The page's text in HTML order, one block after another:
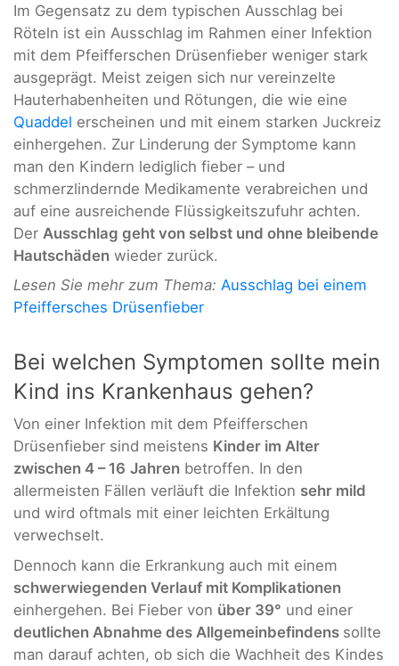
Im Gegensatz zu dem typischen Ausschlag bei
Röteln ist ein Ausschlag im Rahmen einer Infektion
mit dem Pfeifferschen Drüsenfieber weniger stark
ausgeprägt. Meist zeigen sich nur vereinzelte
Hauterhabenheiten und Rötungen, die wie eine
Quaddel erscheinen und mit einem starken Juckreiz
einhergehen. Zur Linderung der Symptome kann
man den Kindern lediglich fieber – und
schmerzlindernde Medikamente verabreichen und
auf eine ausreichende Flüssigkeitszufuhr achten.
Der Ausschlag geht von selbst und ohne bleibende
Hautschäden wieder zurück.
Lesen Sie mehr zum Thema: Ausschlag bei einem
Pfeiffersches Drüsenfieber
Bei welchen Symptomen sollte mein
Kind ins Krankenhaus gehen?
Von einer Infektion mit dem Pfeifferschen
Drüsenfieber sind meistens Kinder im Alter
zwischen 4 – 16 Jahren betroffen. In den
allermeisten Fällen verläuft die Infektion sehr mild
und wird oftmals mit einer leichten Erkältung
verwechselt.
Dennoch kann die Erkrankung auch mit einem
schwerwiegenden Verlauf mit Komplikationen
einhergehen. Bei Fieber von über 39° und einer
deutlichen Abnahme des Allgemeinbefindens sollte
man darauf achten, ob sich die Wachheit des Kindes